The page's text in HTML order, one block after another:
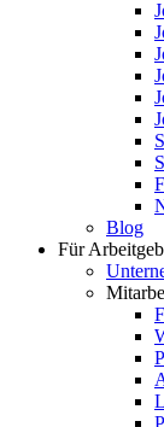
Blog
Für